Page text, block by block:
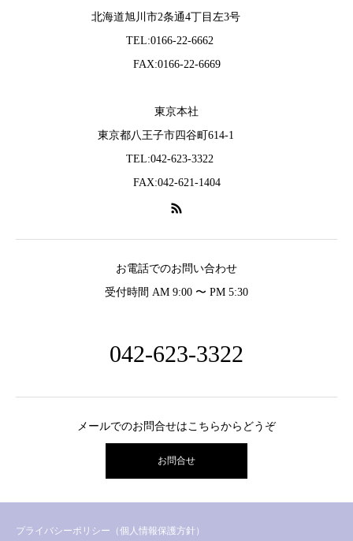
北海道旭川市2条通4丁目左3号
TEL:0166-22-6662
FAX:0166-22-6669
東京本社
東京都八王子市四谷町614-1
TEL:042-623-3322
FAX:042-621-1404
お電話でのお問い合わせ
受付時間 AM 9:00 〜 PM 5:30
042-623-3322
メールでのお問合せはこちらからどうぞ
お問合せ
プライバシーポリシー（個人情報保護方針）